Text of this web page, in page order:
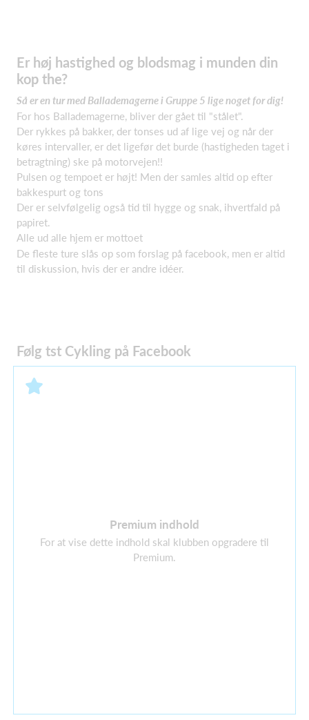
Er høj hastighed og blodsmag i munden din
kop the?
Så er en tur med Ballademagerne i Gruppe 5 lige noget for dig!
For hos Ballademagerne, bliver der gået til "stålet".
Der rykkes på bakker, der tonses ud af lige vej og når der
køres intervaller, er det ligefør det burde (hastigheden taget i
betragtning) ske på motorvejen!!
Pulsen og tempoet er højt! Men der samles altid op efter
bakkespurt og tons
Der er selvfølgelig også tid til hygge og snak, ihvertfald på
papiret.
Alle ud alle hjem er mottoet
De fleste ture slås op som forslag på facebook, men er altid
til diskussion, hvis der er andre idéer.
Følg tst Cykling på Facebook
Premium indhold
For at vise dette indhold skal klubben opgradere til
Premium.